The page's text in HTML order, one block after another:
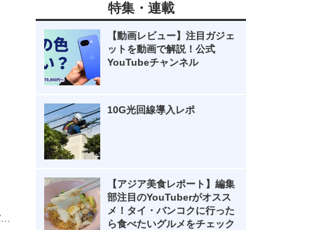
SKE48・37thシングル『ため息未来』選抜メンバー発表！11期生の大村杏が2作連続センターに
特集・連載
【動画レビュー】注目ガジェ
ットを動画で解説！公式
YouTubeチャンネル
10G光回線導入レポ
【アジア美食レポート】編集
部注目のYouTuberがオスス
メ！タイ・バンコクに行った
ら食べたいグルメをチェック